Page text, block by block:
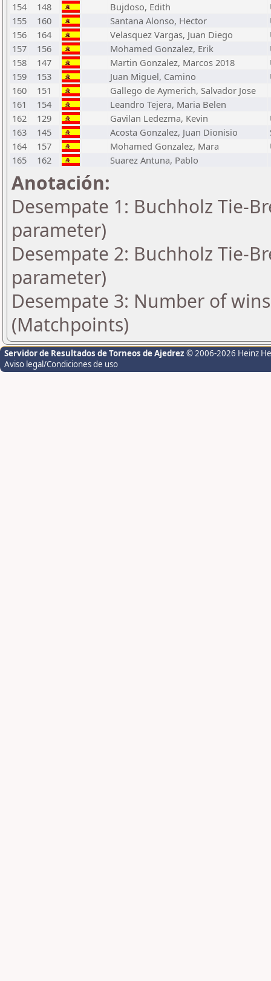
154
148 Bujdoso, Edith
155
160 Santana Alonso, Hector
156
164 Velasquez Vargas, Juan Diego
157
156 Mohamed Gonzalez, Erik
158
147 Martin Gonzalez, Marcos 2018
159
153 Juan Miguel, Camino
160
151
Gallego de Aymerich, Salvador Jose
161
154
Leandro Tejera, Maria Belen
162
129 Gavilan Ledezma, Kevin
163
145 Acosta Gonzalez, Juan Dionisio
164
157 Mohamed Gonzalez, Mara
165
162 Suarez Antuna, Pablo
Anotación:
Desempate 1: Buchholz Tie-
parameter)
Desempate 2: Buchholz Tie-
parameter)
Desempate 3: Number of
(Matchpoints)
Servidor de Resultados de Torneos de Ajedrez © 2006-2026 Heinz
Aviso legal/Condiciones de uso